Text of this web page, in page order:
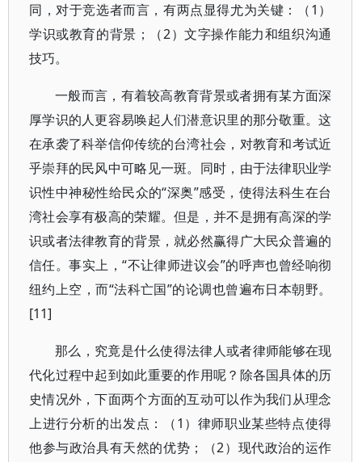
同，对于竞选者而言，有两点显得尤为关键：（1）
学识或教育的背景；（2）文字操作能力和组织沟通
技巧。
一般而言，有着较高教育背景或者拥有某方面深
厚学识的人更容易唤起人们潜意识里的那分敬重。这
在承袭了科举信仰传统的台湾社会，对教育和考试近
乎崇拜的民风中可略见一斑。同时，由于法律职业学
识性中神秘性给民众的“深奥”感受，使得法科生在台
湾社会享有极高的荣耀。但是，并不是拥有高深的学
识或者法律教育的背景，就必然赢得广大民众普遍的
信任。事实上，“不让律师进议会”的呼声也曾经响彻
纽约上空，而“法科亡国”的论调也曾遍布日本朝野。
[11]
那么，究竟是什么使得法律人或者律师能够在现
代化过程中起到如此重要的作用呢？除各国具体的历
史情况外，下面两个方面的互动可以作为我们从理念
上进行分析的出发点：（1）律师职业某些特点使得
他参与政治具有天然的优势；（2）现代政治的运作